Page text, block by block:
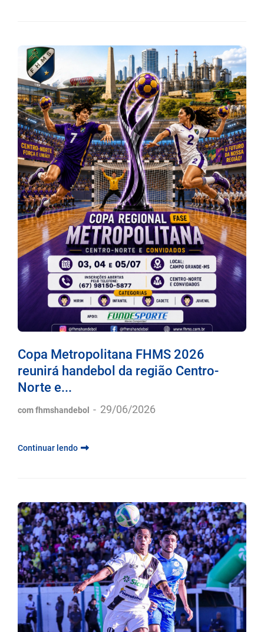
Copa Metropolitana FHMS 2026
reunirá handebol da região Centro-
Norte e...
com fhmshandebol - 29/06/2026
Continuar lendo